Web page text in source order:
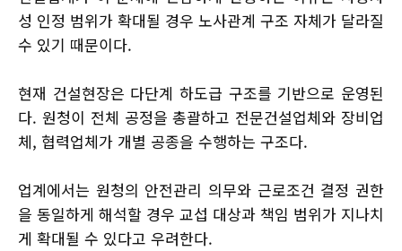
성 인정 범위가 확대될 경우 노사관계 구조 자체가 달라질
수 있기 때문이다.
현재 건설현장은 다단계 하도급 구조를 기반으로 운영된
다. 원청이 전체 공정을 총괄하고 전문건설업체와 장비업
체, 협력업체가 개별 공종을 수행하는 구조다.
업계에서는 원청의 안전관리 의무와 근로조건 결정 권한
을 동일하게 해석할 경우 교섭 대상과 책임 범위가 지나치
게 확대될 수 있다고 우려한다.